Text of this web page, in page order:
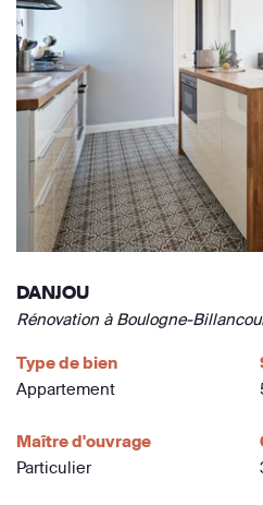
DANJOU
Rénovation à Boulogne-
Type de bien
Appartement
Maître d'ouvrage
Particulier